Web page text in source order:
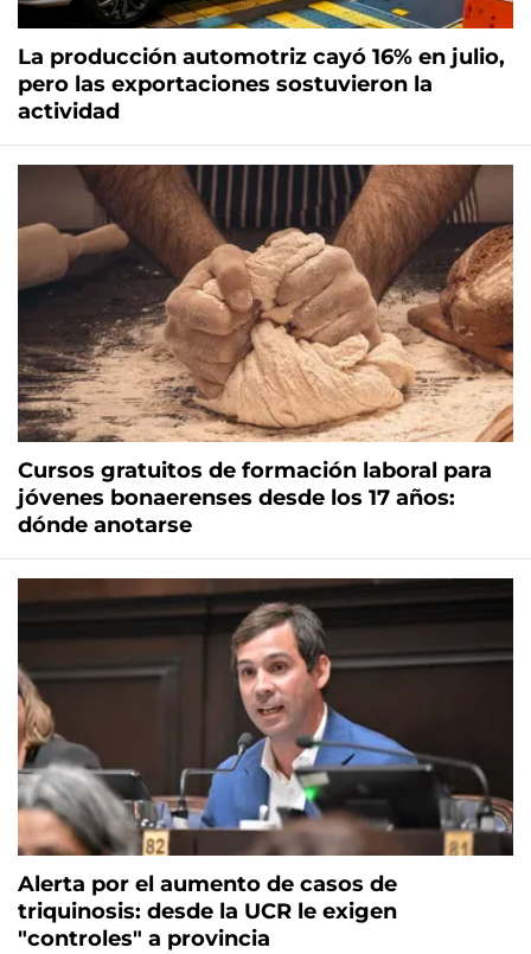
La producción automotriz cayó 16% en julio,
pero las exportaciones sostuvieron la
actividad
Cursos gratuitos de formación laboral para
jóvenes bonaerenses desde los 17 años:
dónde anotarse
Alerta por el aumento de casos de
triquinosis: desde la UCR le exigen
"controles" a provincia